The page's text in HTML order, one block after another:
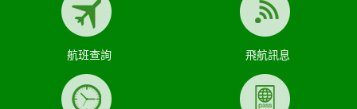
航班查詢 飛航訊息